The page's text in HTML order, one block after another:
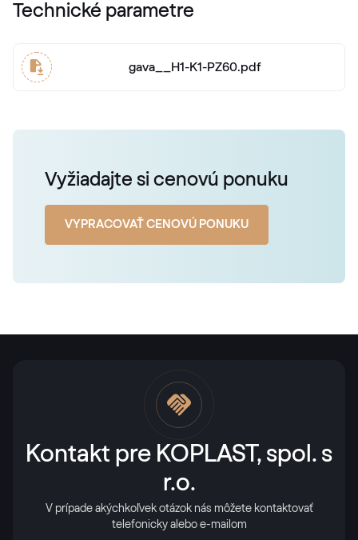
Technické parametre
gava__H1-K1-PZ60.pdf
Vyžiadajte si cenovú ponuku
VYPRACOVAŤ CENOVÚ PONUKU
Kontakt pre KOPLAST, spol. s
r.o.
V prípade akýchkoľvek otázok nás môžete kontaktovať
telefonicky alebo e-mailom